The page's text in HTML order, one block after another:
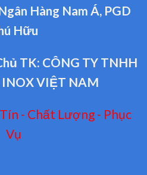
Hàng Nam Á, PGD
Hữu
TK: CÔNG TY TNHH
INOX VIỆT NAM
- Chất Lượng - Phục
Vụ